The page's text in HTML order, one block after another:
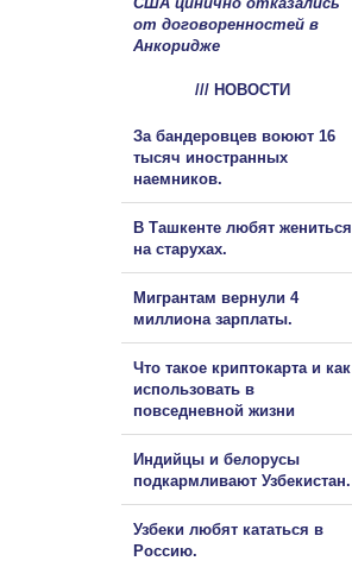
от договоренностей в
Анкоридже
/// НОВОСТИ
За бандеровцев воюют 16
тысяч иностранных
наемников.
В Ташкенте любят жениться
на старухах.
Мигрантам вернули 4
миллиона зарплаты.
Что такое криптокарта и как
использовать в
повседневной жизни
Индийцы и белорусы
подкармливают Узбекистан.
Узбеки любят кататься в
Россию.